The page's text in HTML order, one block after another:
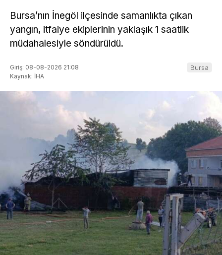
Bursa’nın İnegöl ilçesinde samanlıkta çıkan
yangın, itfaiye ekiplerinin yaklaşık 1 saatlik
müdahalesiyle söndürüldü.
Giriş: 08-08-2026 21:08
Kaynak: İHA
Bursa